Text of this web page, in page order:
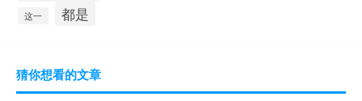
这一 都是
猜你想看的文章